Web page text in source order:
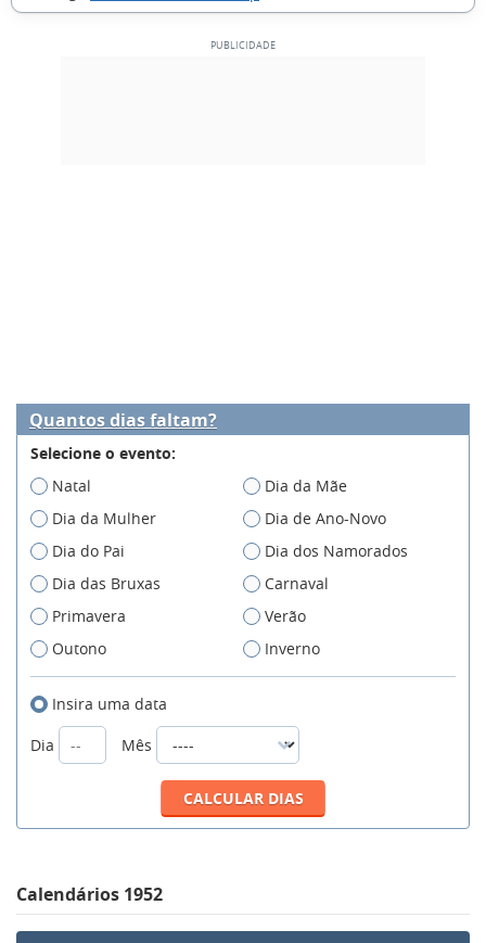
Quantos dias faltam?
Selecione o evento:
Natal
Dia da Mãe
Dia da Mulher
Dia de Ano-Novo
Dia do Pai
Dia dos Namorados
Dia das Bruxas
Carnaval
Primavera
Verão
Outono
Inverno
Insira uma data
Dia
Mês
Calendários 1952